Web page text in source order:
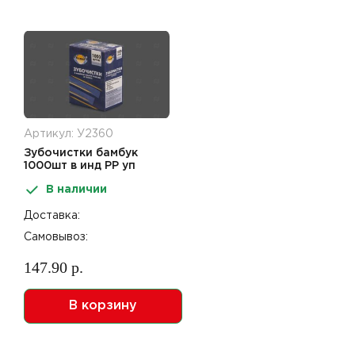
Артикул: У2360
Зубочистки бамбук
1000шт в инд PP уп
В наличии
Доставка:
Самовывоз:
147.90 р.
В корзину